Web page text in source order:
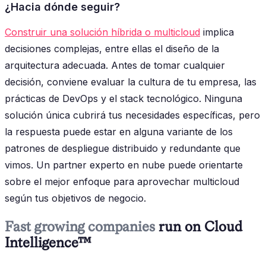
¿Hacia dónde seguir?
Construir una solución híbrida o multicloud implica
decisiones complejas, entre ellas el diseño de la
arquitectura adecuada. Antes de tomar cualquier
decisión, conviene evaluar la cultura de tu empresa, las
prácticas de DevOps y el stack tecnológico. Ninguna
solución única cubrirá tus necesidades específicas, pero
la respuesta puede estar en alguna variante de los
patrones de despliegue distribuido y redundante que
vimos. Un partner experto en nube puede orientarte
sobre el mejor enfoque para aprovechar multicloud
según tus objetivos de negocio.
Fast growing companies run on Cloud
Intelligence™